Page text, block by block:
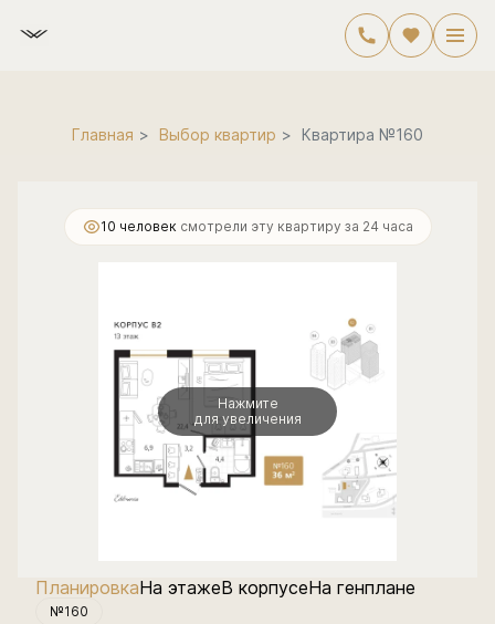
Главная Выбор квартир Квартира №160
от 30 971 руб./мес.
10 человек смотрели эту квартиру за 24 часа
Нажмите
для увеличения
ПланировкаНа этажеВ корпусеНа генплане
№160